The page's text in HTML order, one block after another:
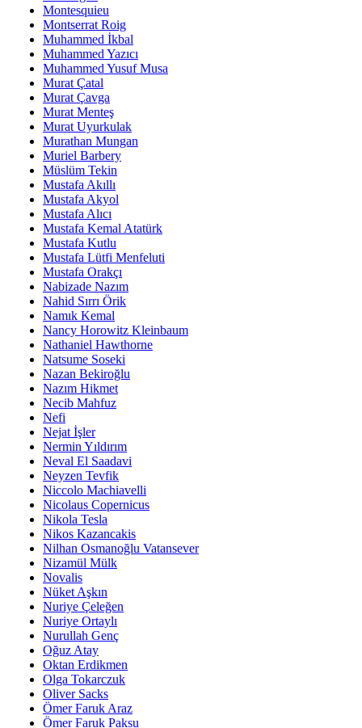
Montesquieu
Montserrat Roig
Muhammed İkbal
Muhammed Yazıcı
Muhammed Yusuf Musa
Murat Çatal
Murat Çavga
Murat Menteş
Murat Uyurkulak
Murathan Mungan
Muriel Barbery
Müslüm Tekin
Mustafa Akıllı
Mustafa Akyol
Mustafa Alıcı
Mustafa Kemal Atatürk
Mustafa Kutlu
Mustafa Lütfi Menfeluti
Mustafa Orakçı
Nabizade Nazım
Nahid Sırrı Örik
Namık Kemal
Nancy Horowitz Kleinbaum
Nathaniel Hawthorne
Natsume Soseki
Nazan Bekiroğlu
Nazım Hikmet
Necib Mahfuz
Nefi
Nejat İşler
Nermin Yıldırım
Neval El Saadavi
Neyzen Tevfik
Niccolo Machiavelli
Nicolaus Copernicus
Nikola Tesla
Nikos Kazancakis
Nilhan Osmanoğlu Vatansever
Nizamül Mülk
Novalis
Nüket Aşkın
Nuriye Çeleğen
Nuriye Ortaylı
Nurullah Genç
Oğuz Atay
Oktan Erdikmen
Olga Tokarczuk
Oliver Sacks
Ömer Faruk Araz
Ömer Faruk Paksu